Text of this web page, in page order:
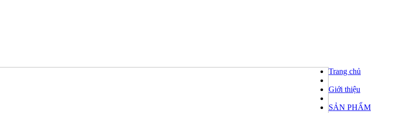
Trang chủ
Giới thiệu
SẢN PHẨM